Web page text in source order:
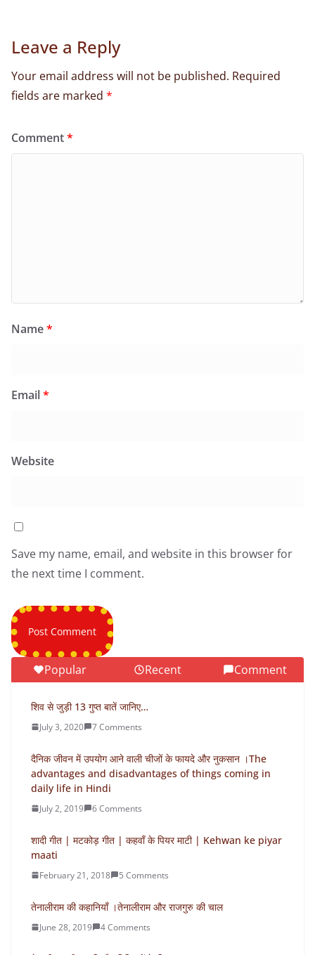
Leave a Reply
Your email address will not be published. Required
fields are marked *
Comment*
Name*
Email*
Website
Save my name, email, and website in this browser for
the next time I comment.
Popular Recent Comment
शिव से जुड़ी 13 गुप्त बातें जानिए…
July 3, 2020 7 Comments
दैनिक जीवन में उपयोग आने वाली चीजों के फायदे और नुकसान ।The
advantages and disadvantages of things coming in
daily life in Hindi
July 2, 2019 6 Comments
शादी गीत | मटकोड़ गीत | कहवाँ के पियर माटी | Kehwan ke piyar
maati
February 21, 2018 5 Comments
तेनालीराम की कहानियाँ ।तेनालीराम और राजगुरु की चाल
June 28, 2019 4 Comments